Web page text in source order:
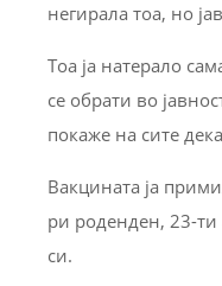
негирала тоа, но
Тоа ја натерало
се обрати во
покаже на сите
Вакцината ја
ри роденден, 23-
си.